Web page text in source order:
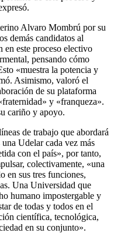
Alvaro Mombrú por su
demás candidatos al
este proceso electivo
pensando cómo
«muestra la potencia y
Asimismo, valoró el
de su plataforma
y «franqueza».
cariño y apoyo.
de trabajo que abordará
Udelar cada vez más
con el país», por tanto,
colectivamente, «una
en sus tres funciones,
Una Universidad que
humano impostergable y
de todas y todos en el
científica, tecnológica,
en su conjunto».